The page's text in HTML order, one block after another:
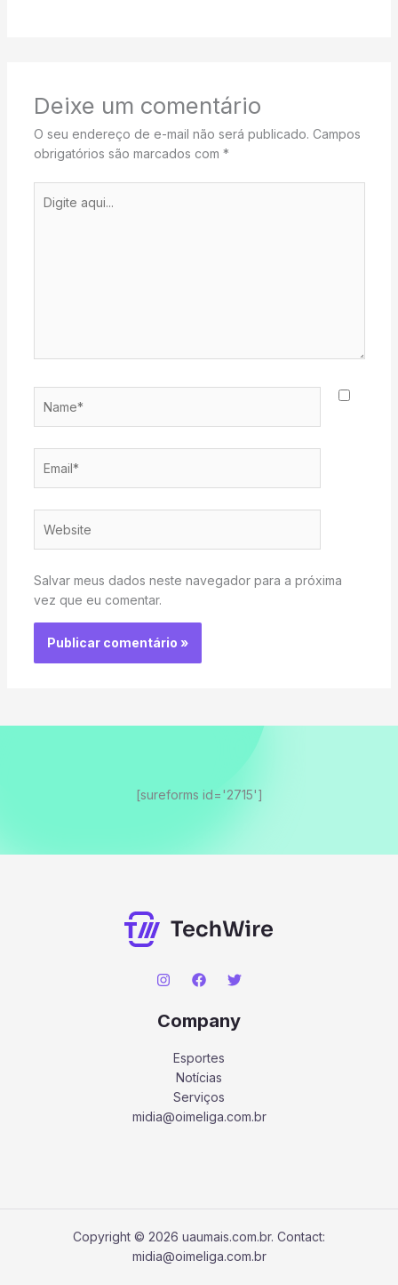
Deixe um comentário
O seu endereço de e-mail não será publicado. Campos
obrigatórios são marcados com *
aqui...
Salvar meus dados neste navegador para a próxima
vez que eu comentar.
[sureforms id='2715']
Company
Esportes
Notícias
Serviços
midia@oimeliga.com.br
Copyright © 2026 uaumais.com.br. Contact:
midia@oimeliga.com.br